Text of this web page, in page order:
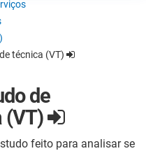
técnica (VT)
de
(VT)
feito para analisar se